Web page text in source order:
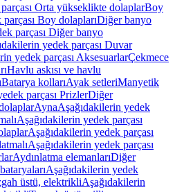
Orta yükseklikte dolaplarBoy
Boy dolaplarıDiğer banyo
parçası Diğer banyo
yedek parçası Duvar
yedek parçası AksesuarlarÇekmece
Havlu askısı ve havlu
Batarya kollarıAyak setleriManyetik
parçası PrizlerDiğer
AynaAşağıdakilerin yedek
Aşağıdakilerin yedek parçası
Aşağıdakilerin yedek parçası
Aşağıdakilerin yedek parçası
Aydınlatma elemanlarıDiğer
Aşağıdakilerin yedek
üstü, elektrikliAşağıdakilerin